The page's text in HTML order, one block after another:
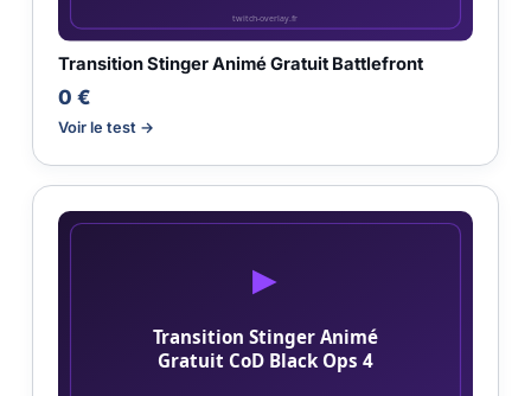
Transition Stinger Animé Gratuit Battlefront
0 €
Voir le test →